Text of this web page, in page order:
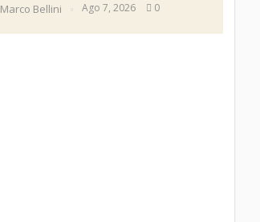
Marco Bellini Ago 7, 2026 0